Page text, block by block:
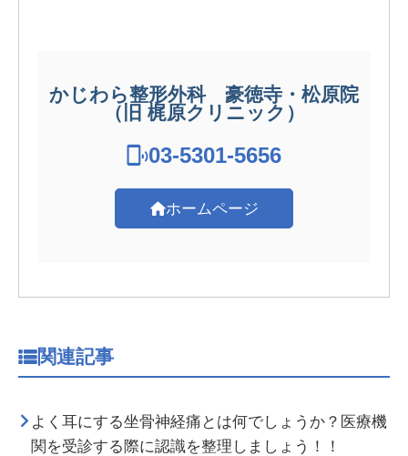
かじわら整形外科 豪徳寺・松原院
（旧 梶原クリニック）
03-5301-5656
ホームページ
関連記事
よく耳にする坐骨神経痛とは何でしょうか？医療機
関を受診する際に認識を整理しましょう！！